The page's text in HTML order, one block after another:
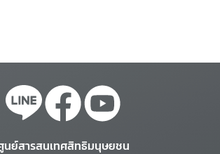
นย์สารสนเทศสิทธิมนุษยชน